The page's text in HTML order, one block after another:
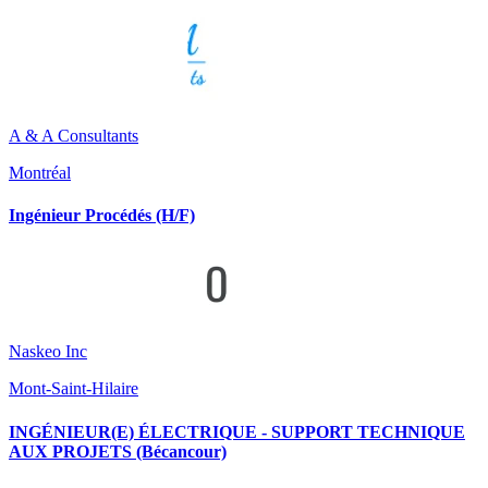
A & A Consultants
Montréal
Ingénieur Procédés (H/F)
Naskeo Inc
Mont-Saint-Hilaire
INGÉNIEUR(E) ÉLECTRIQUE - SUPPORT TECHNIQUE
AUX PROJETS (Bécancour)